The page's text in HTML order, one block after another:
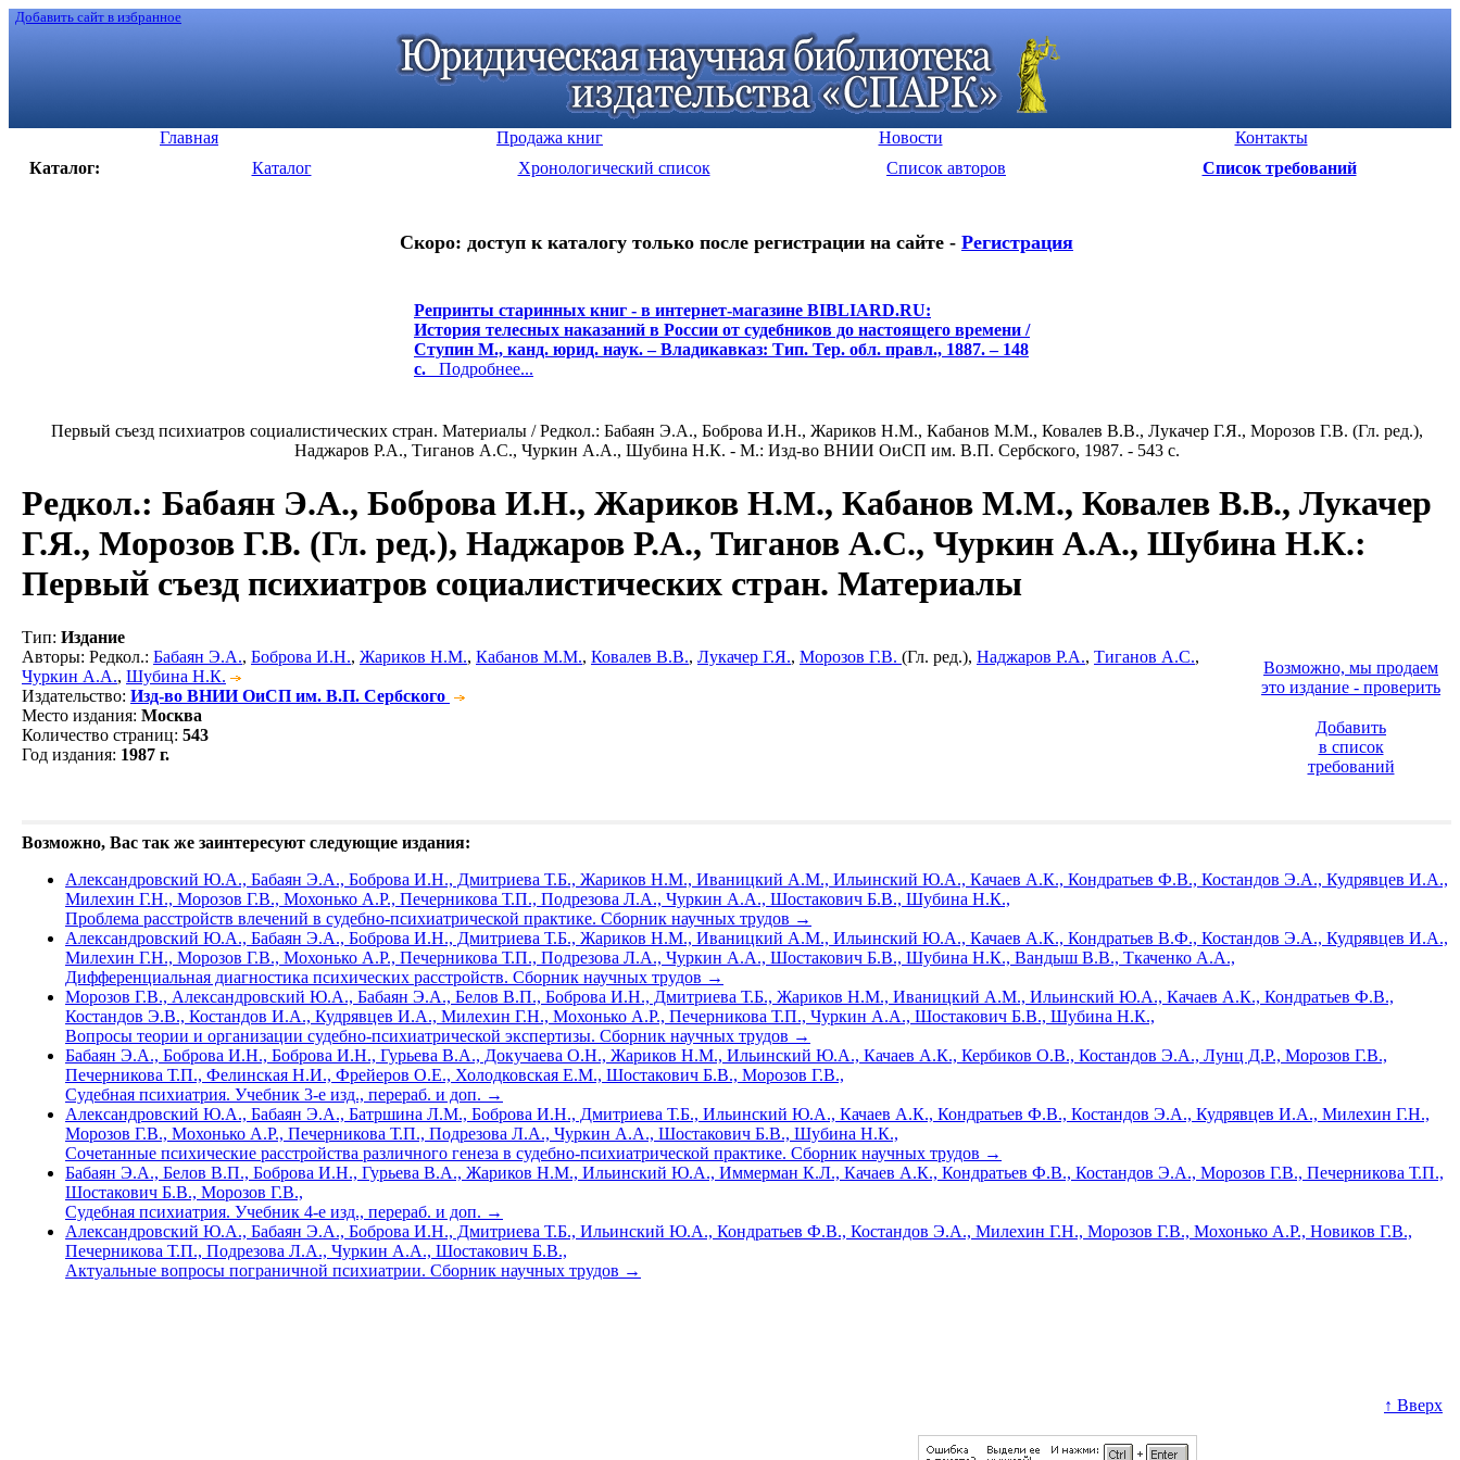
Добавить сайт в избранное
Главная Продажа книг Новости
Контакты
Каталог:
Каталог Хронологический список Список авторов Список требований
Скоро: доступ к каталогу только после регистрации на сайте - Регистрация
Репринты старинных книг - в интернет-магазине BIBLIARD.RU:
История телесных наказаний в России от судебников до настоящего времени /
Ступин М., канд. юрид. наук. – Владикавказ: Тип. Тер. обл. правл., 1887. – 148
с. Подробнее...
Первый съезд психиатров социалистических стран. Материалы / Редкол.: Бабаян Э.А., Боброва И.Н., Жариков Н.М., Кабанов М.М., Ковалев В.В., Лукачер Г.Я., Морозов Г.В. (Гл. ред.),
Наджаров Р.А., Тиганов А.С., Чуркин А.А., Шубина Н.К. - М.: Изд-во ВНИИ ОиСП им. В.П. Сербского, 1987. - 543 c.
Редкол.: Бабаян Э.А., Боброва И.Н., Жариков Н.М., Кабанов М.М., Ковалев В.В., Лукачер
Г.Я., Морозов Г.В. (Гл. ред.), Наджаров Р.А., Тиганов А.С., Чуркин А.А., Шубина Н.К.:
Первый съезд психиатров социалистических стран. Материалы
Тип: Издание
Авторы: Редкол.: Бабаян Э.А., Боброва И.Н., Жариков Н.М., Кабанов М.М., Ковалев В.В., Лукачер Г.Я., Морозов Г.В. (Гл. ред.), Наджаров Р.А., Тиганов А.С.,
Чуркин А.А., Шубина Н.К.
Издательство: Изд-во ВНИИ ОиСП им. В.П. Сербского
Место издания: Москва
Количество страниц: 543
Год издания: 1987 г.
Возможно, мы продаем
это издание - проверить
Добавить
в список
требований
Возможно, Вас так же заинтересуют следующие издания:
Александровский Ю.А., Бабаян Э.А., Боброва И.Н., Дмитриева Т.Б., Жариков Н.М., Иваницкий А.М., Ильинский Ю.А., Качаев А.К., Кондратьев Ф.В., Костандов Э.А., Кудрявцев И.А.,
Милехин Г.Н., Морозов Г.В., Мохонько А.Р., Печерникова Т.П., Подрезова Л.А., Чуркин А.А., Шостакович Б.В., Шубина Н.К.,
Проблема расстройств влечений в судебно-психиатрической практике. Сборник научных трудов →
Александровский Ю.А., Бабаян Э.А., Боброва И.Н., Дмитриева Т.Б., Жариков Н.М., Иваницкий А.М., Ильинский Ю.А., Качаев А.К., Кондратьев В.Ф., Костандов Э.А., Кудрявцев И.А.,
Милехин Г.Н., Морозов Г.В., Мохонько А.Р., Печерникова Т.П., Подрезова Л.А., Чуркин А.А., Шостакович Б.В., Шубина Н.К., Вандыш В.В., Ткаченко А.А.,
Дифференциальная диагностика психических расстройств. Сборник научных трудов →
Морозов Г.В., Александровский Ю.А., Бабаян Э.А., Белов В.П., Боброва И.Н., Дмитриева Т.Б., Жариков Н.М., Иваницкий А.М., Ильинский Ю.А., Качаев А.К., Кондратьев Ф.В.,
Костандов Э.В., Костандов И.А., Кудрявцев И.А., Милехин Г.Н., Мохонько А.Р., Печерникова Т.П., Чуркин А.А., Шостакович Б.В., Шубина Н.К.,
Вопросы теории и организации судебно-психиатрической экспертизы. Сборник научных трудов →
Бабаян Э.А., Боброва И.Н., Боброва И.Н., Гурьева В.А., Докучаева О.Н., Жариков Н.М., Ильинский Ю.А., Качаев А.К., Кербиков О.В., Костандов Э.А., Лунц Д.Р., Морозов Г.В.,
Печерникова Т.П., Фелинская Н.И., Фрейеров О.Е., Холодковская Е.М., Шостакович Б.В., Морозов Г.В.,
Судебная психиатрия. Учебник 3-е изд., перераб. и доп. →
Александровский Ю.А., Бабаян Э.А., Батршина Л.М., Боброва И.Н., Дмитриева Т.Б., Ильинский Ю.А., Качаев А.К., Кондратьев Ф.В., Костандов Э.А., Кудрявцев И.А., Милехин Г.Н.,
Морозов Г.В., Мохонько А.Р., Печерникова Т.П., Подрезова Л.А., Чуркин А.А., Шостакович Б.В., Шубина Н.К.,
Сочетанные психические расстройства различного генеза в судебно-психиатрической практике. Сборник научных трудов →
Бабаян Э.А., Белов В.П., Боброва И.Н., Гурьева В.А., Жариков Н.М., Ильинский Ю.А., Иммерман К.Л., Качаев А.К., Кондратьев Ф.В., Костандов Э.А., Морозов Г.В., Печерникова Т.П.,
Шостакович Б.В., Морозов Г.В.,
Судебная психиатрия. Учебник 4-е изд., перераб. и доп. →
Александровский Ю.А., Бабаян Э.А., Боброва И.Н., Дмитриева Т.Б., Ильинский Ю.А., Кондратьев Ф.В., Костандов Э.А., Милехин Г.Н., Морозов Г.В., Мохонько А.Р., Новиков Г.В.,
Печерникова Т.П., Подрезова Л.А., Чуркин А.А., Шостакович Б.В.,
Актуальные вопросы пограничной психиатрии. Сборник научных трудов →
↑ Вверх